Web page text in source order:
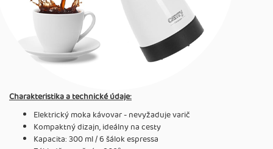
Charakteristika a technické údaje:
Elektrický moka kávovar - nevyžaduje varič
Kompaktný dizajn, ideálny na cesty
Kapacita: 300 ml / 6 šálok espressa